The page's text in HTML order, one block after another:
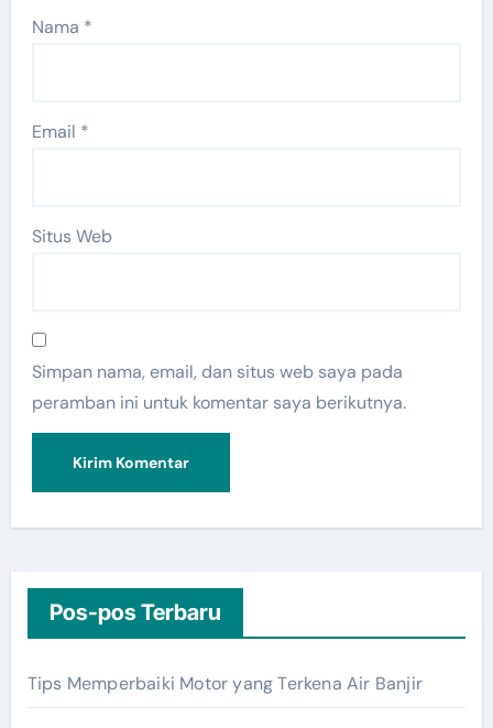
Nama *
Email *
Situs Web
Simpan nama, email, dan situs web saya pada
peramban ini untuk komentar saya berikutnya.
Pos-pos Terbaru
Tips Memperbaiki Motor yang Terkena Air Banjir